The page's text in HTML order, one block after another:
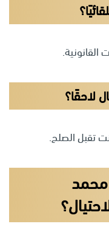
القانونية.
لاحقًا؟
تقبل الصلح.